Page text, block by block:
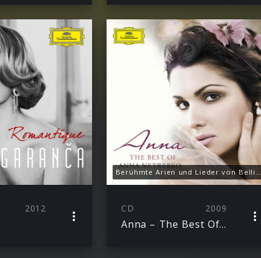
2012
Berühmte Arien und Lieder von Bellini, Donizetti, Grieg, Mozart, Offenbach, Puccini, Verdi u.a.
CD 2009
Anna – The Best Of Anna Netrebko